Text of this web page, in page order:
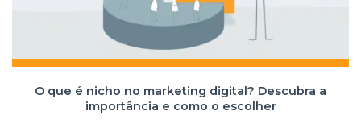
O que é nicho no marketing digital? Descubra a
importância e como o escolher